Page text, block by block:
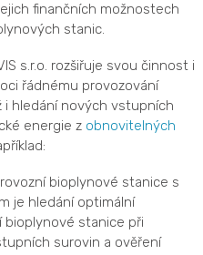
finančních možnostech
stanic.
s.r.o. rozšiřuje svou činnost i
řádnému provozování
i hledání nových vstupních
energie z obnovitelných
bioplynové stanice s
je hledání optimální
stanice při
surovin a ověření